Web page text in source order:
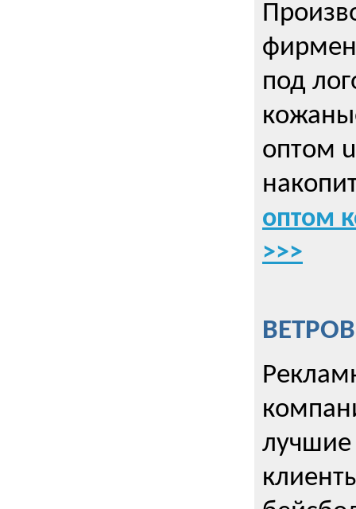
под
оптом
оптом
>>>